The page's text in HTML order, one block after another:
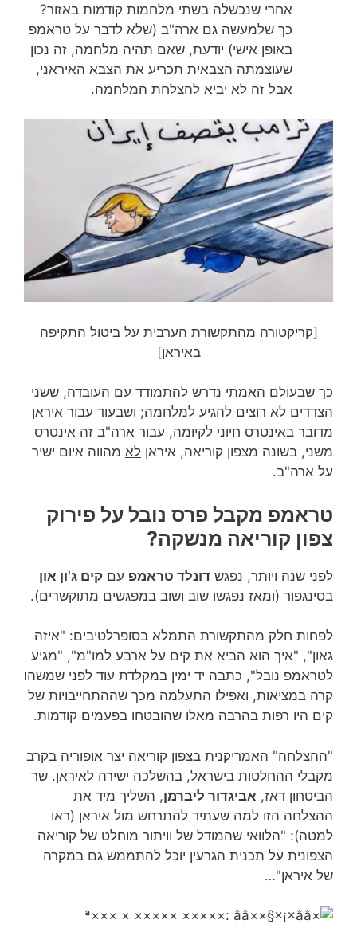
אחרי שנכשלה בשתי מלחמות קודמות באזור?
כך שלמעשה גם ארה"ב (שלא לדבר על טראמפ
באופן אישי) יודעת, שאם תהיה מלחמה, זה נכון
שעוצמתה הצבאית תכריע את הצבא האיראני,
אבל זה לא יביא להצלחת המלחמה.
[קריקטורה מהתקשורת הערבית על ביטול התקיפה
באיראן]
כך שבעולם האמתי נדרש להתמודד עם העובדה, ששני
הצדדים לא רוצים להגיע למלחמה; ושבעוד עבור איראן
מדובר באינטרס חיוני לקיומה, עבור ארה"ב זה אינטרס
משני, בשונה מצפון קוריאה, איראן לא מהווה איום ישיר
על ארה"ב.
טראמפ מקבל פרס נובל על פירוק
צפון קוריאה מנשקה?
לפני שנה ויותר, נפגש דונלד טראמפ עם קים ג'ון און
בסינגפור (ומאז נפגשו שוב ושוב במפגשים מתוקשרים).
לפחות חלק מהתקשורת התמלא בסופרלטיבים: "איזה
גאון", "איך הוא הביא את קים על ארבע למו"מ", "מגיע
לטראמפ נובל", כתבה יד ימין במקלדת עוד לפני שמשהו
קרה במציאות, ואפילו התעלמה מכך שההתחייבויות של
קים היו רפות בהרבה מאלו שהובטחו בפעמים קודמות.
"ההצלחה" האמריקנית בצפון קוריאה יצר אופוריה בקרב
מקבלי ההחלטות בישראל, בהשלכה ישירה לאיראן. שר
הביטחון דאז, אביגדור ליברמן, השליך מיד את
ההצלחה הזו למה שעתיד להתרחש מול איראן (ראו
למטה): "הלוואי שהמודל של וויתור מוחלט של קוריאה
הצפונית על תכנית הגרעין יוכל להתממש גם במקרה
של איראן"…